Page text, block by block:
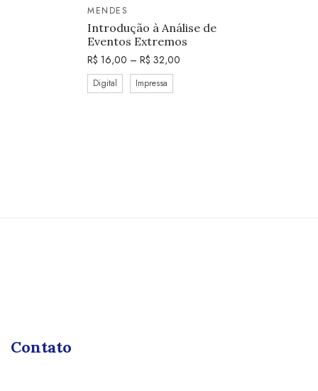
MENDES
Introdução à Análise de
Eventos Extremos
R$ 16,00 – R$ 32,00
Digital Impressa
Contato